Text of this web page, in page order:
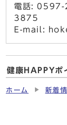
電話:
3875
E-mail:
健康HAPPYポ
ホーム 新着